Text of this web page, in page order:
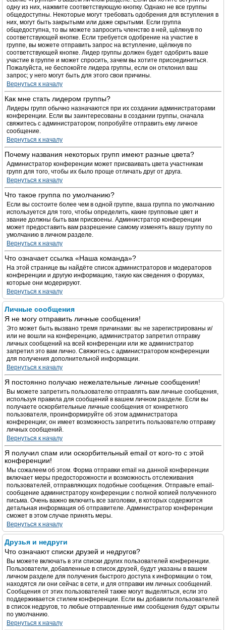
одну из них, нажмите соответствующую кнопку. Однако не все группы
общедоступны. Некоторые могут требовать одобрения для вступления в
них, могут быть закрытыми или даже скрытыми. Если группа
общедоступна, то вы можете запросить членство в ней, щёлкнув по
соответствующей кнопке. Если требуется одобрение на участие в
группе, вы можете отправить запрос на вступление, щёлкнув по
соответствующей кнопке. Лидер группы должен будет одобрить ваше
участие в группе и может спросить, зачем вы хотите присоединиться.
Пожалуйста, не беспокойте лидера группы, если он отклонил ваш
запрос; у него могут быть для этого свои причины.
Вернуться к началу
Как мне стать лидером группы?
Лидеры групп обычно назначаются при их создании администраторами
конференции. Если вы заинтересованы в создании группы, сначала
свяжитесь с администратором; попробуйте отправить ему личное
сообщение.
Вернуться к началу
Почему названия некоторых групп имеют разные цвета?
Администратор конференции может присваивать цвета участникам
групп для того, чтобы их было проще отличать друг от друга.
Вернуться к началу
Что такое группа по умолчанию?
Если вы состоите более чем в одной группе, ваша группа по умолчанию
используется для того, чтобы определить, какие групповые цвет и
звание должны быть вам присвоены. Администратор конференции
может предоставить вам разрешение самому изменять вашу группу по
умолчанию в личном разделе.
Вернуться к началу
Что означает ссылка «Наша команда»?
На этой странице вы найдёте список администраторов и модераторов
конференции и другую информацию, такую как сведения о форумах,
которые они модерируют.
Вернуться к началу
Личные сообщения
Я не могу отправить личные сообщения!
Это может быть вызвано тремя причинами: вы не зарегистрированы и/
или не вошли на конференцию, администратор запретил отправку
личных сообщений на всей конференции или же администратор
запретил это вам лично. Свяжитесь с администратором конференции
для получения дополнительной информации.
Вернуться к началу
Я постоянно получаю нежелательные личные сообщения!
Вы можете запретить пользователю отправлять вам личные сообщения,
используя правила для сообщений в вашем личном разделе. Если вы
получаете оскорбительные личные сообщения от конкретного
пользователя, проинформируйте об этом администратора
конференции; он имеет возможность запретить пользователю отправку
личных сообщений.
Вернуться к началу
Я получил спам или оскорбительный email от кого-то с этой
конференции!
Мы сожалеем об этом. Форма отправки email на данной конференции
включает меры предосторожности и возможность отслеживания
пользователей, отправляющих подобные сообщения. Отправьте email-
сообщение администратору конференции с полной копией полученного
письма. Очень важно включить все заголовки, в которых содержится
детальная информация об отправителе. Администратор конференции
сможет в этом случае принять меры.
Вернуться к началу
Друзья и недруги
Что означают списки друзей и недругов?
Вы можете включать в эти списки других пользователей конференции.
Пользователи, добавленные в список друзей, будут указаны в вашем
личном разделе для получения быстрого доступа к информации о том,
находятся ли они сейчас в сети, и для отправки им личных сообщений.
Сообщения от этих пользователей также могут выделяться, если это
поддерживается стилем конференции. Если вы добавили пользователей
в список недругов, то любые отправленные ими сообщения будут скрыты
по умолчанию.
Вернуться к началу